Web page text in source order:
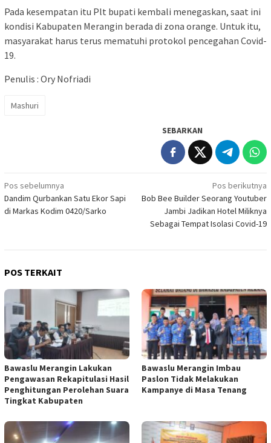
Pada kesempatan itu Plt bupati kembali menegaskan, saat ini
kondisi Kabupaten Merangin berada di zona orange. Untuk itu,
masyarakat harus terus mematuhi protokol pencegahan Covid-
19.
Penulis : Ory Nofriadi
Mashuri
SEBARKAN
Navigasi
pos
Pos sebelumnya
Dandim Qurbankan Satu Ekor Sapi
di Markas Kodim 0420/Sarko
Pos berikutnya
Bob Bee Builder Seorang Youtuber
Jambi Jadikan Hotel Miliknya
Sebagai Tempat Isolasi Covid-19
POS TERKAIT
Bawaslu Merangin Lakukan
Pengawasan Rekapitulasi Hasil
Penghitungan Perolehan Suara
Tingkat Kabupaten
Bawaslu Merangin Imbau
Paslon Tidak Melakukan
Kampanye di Masa Tenang